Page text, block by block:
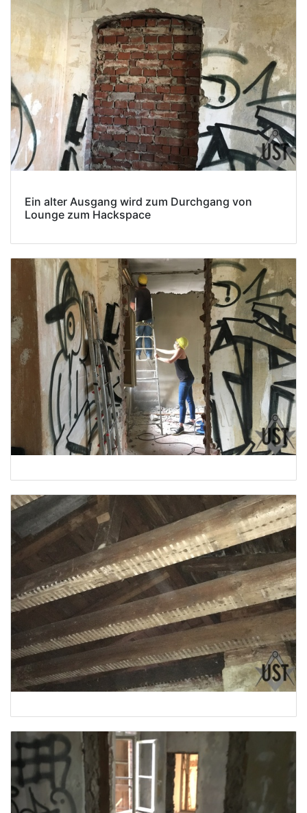
Ein alter Ausgang wird zum Durchgang von
Lounge zum Hackspace